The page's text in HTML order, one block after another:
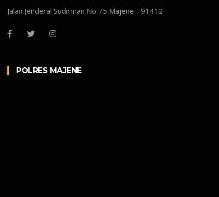
Jalan Jenderal Sudirman No 75 Majene - 91412
POLRES MAJENE